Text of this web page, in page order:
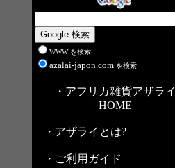
WWW を検索
azalai-japon.com を検索
・アフリカ雑貨アザライ
HOME
・アザライとは?
・ご利用ガイド